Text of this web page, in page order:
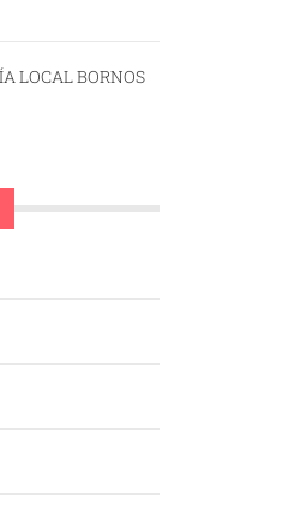
LOCAL BORNOS